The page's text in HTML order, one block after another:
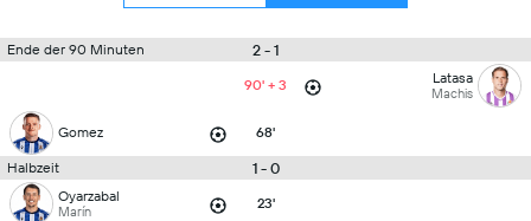
Ende der 90 Minuten 2 - 1
90' + 3 Latasa
Machis
Gomez 68'
Halbzeit 1 - 0
Oyarzabal
Marín 23'